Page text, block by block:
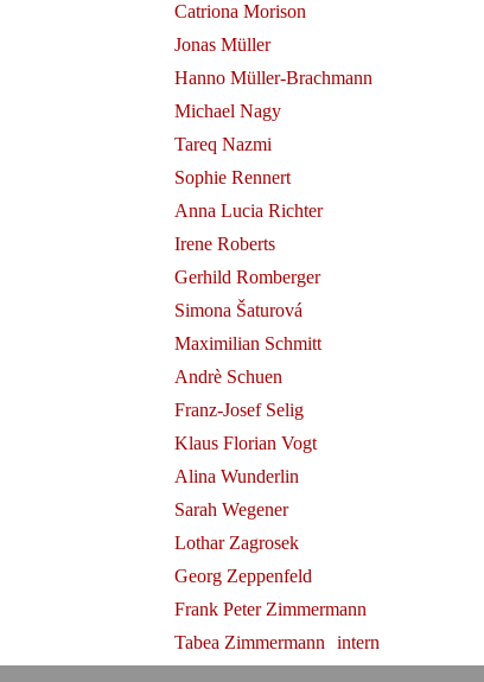
Catriona Morison
Jonas Müller
Hanno Müller-Brachmann
Michael Nagy
Tareq Nazmi
Sophie Rennert
Anna Lucia Richter
Irene Roberts
Gerhild Romberger
Simona Šaturová
Maximilian Schmitt
Andrè Schuen
Franz-Josef Selig
Klaus Florian Vogt
Alina Wunderlin
Sarah Wegener
Lothar Zagrosek
Georg Zeppenfeld
Frank Peter Zimmermann
Tabea Zimmermann
intern